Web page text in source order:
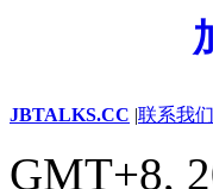
JBTALKS.CC |联系我们
GMT+8,